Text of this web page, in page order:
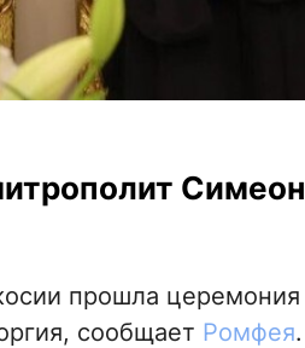
Симеон
прошла церемония
сообщает Ромфея.